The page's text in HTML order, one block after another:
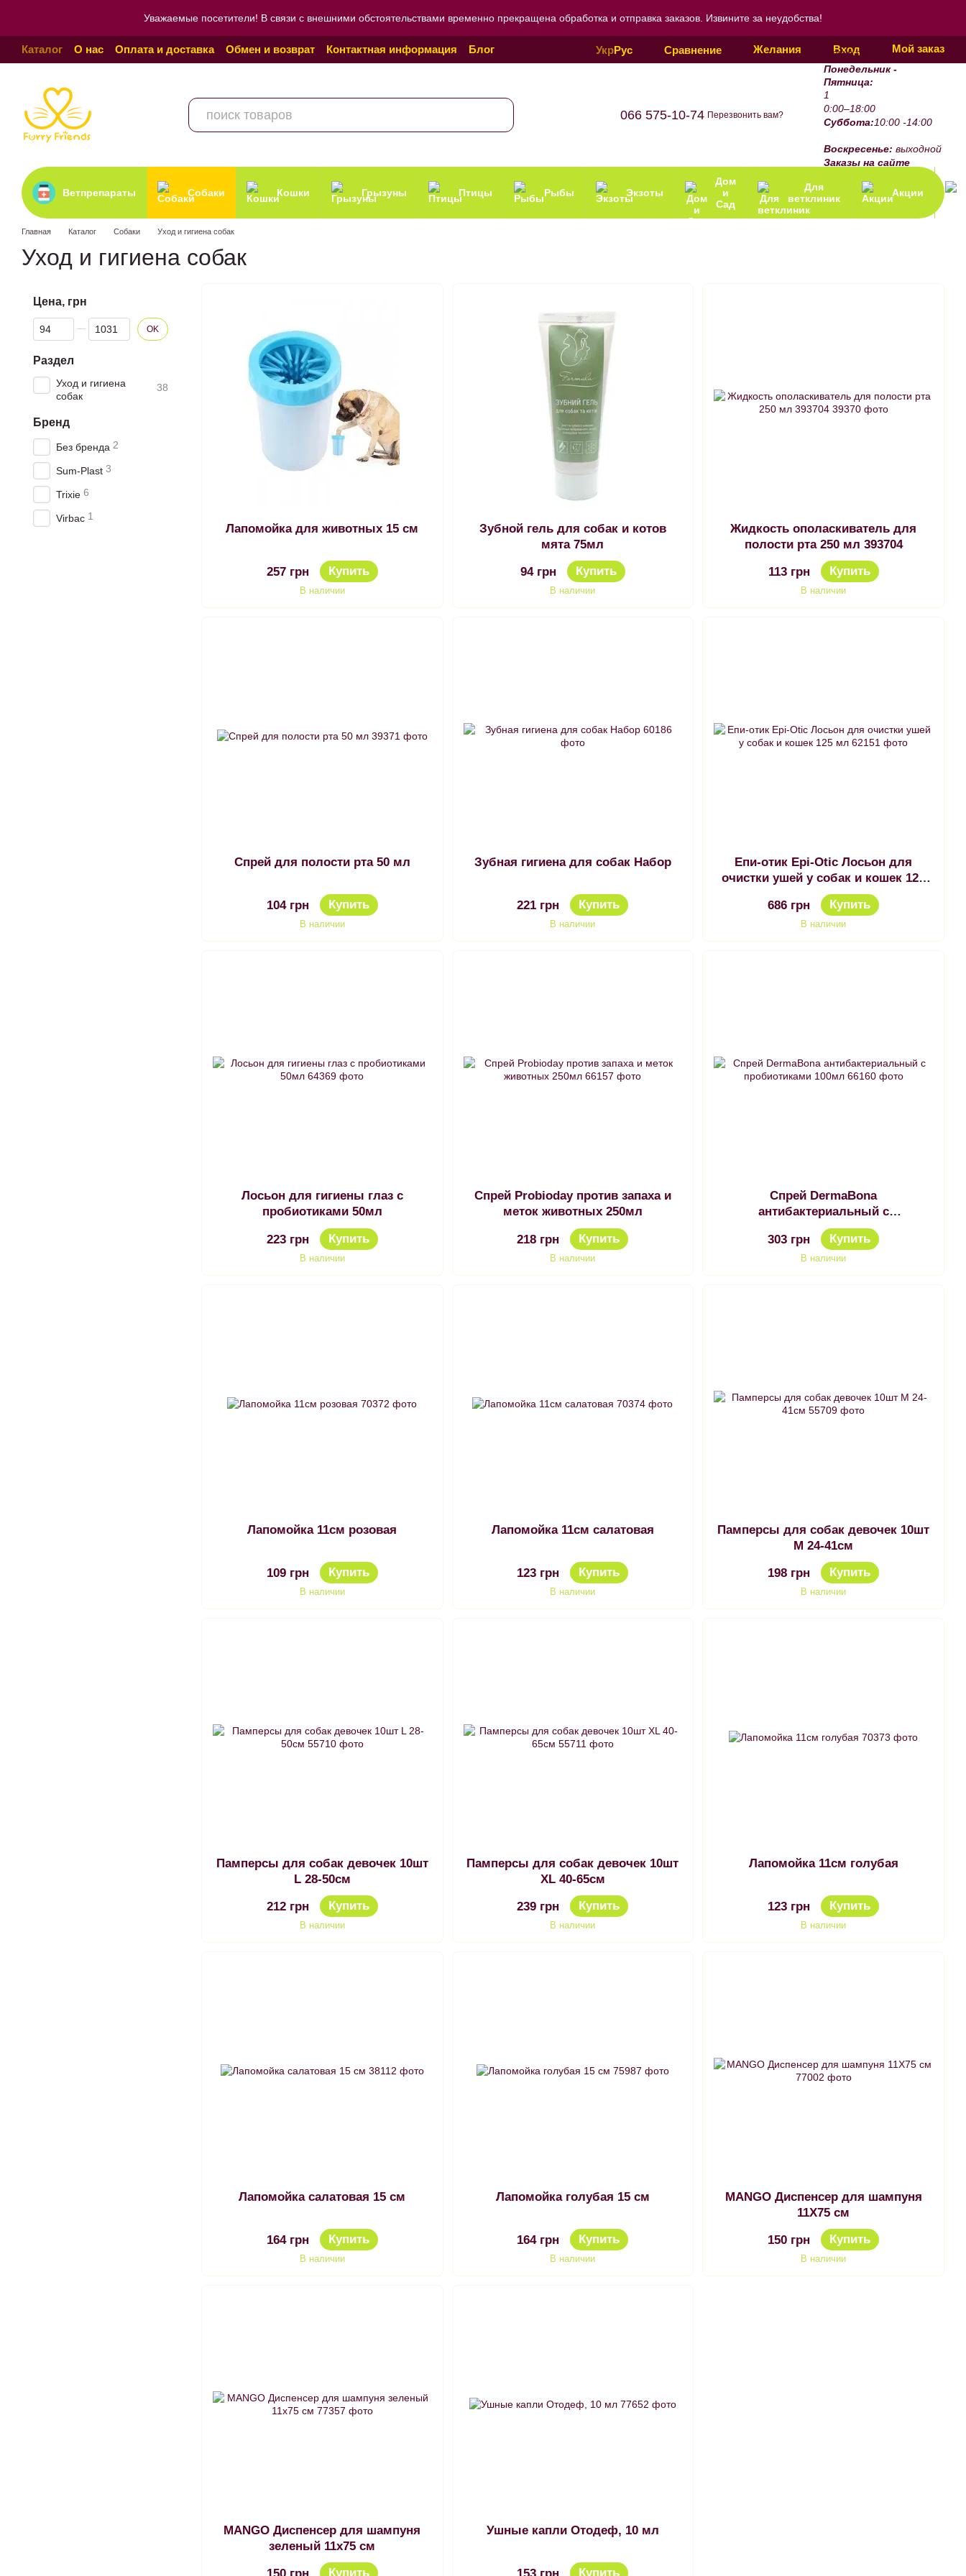
Уважаемые посетители! В связи с внешними обстоятельствами временно прекращена обработка и отправка заказов. Извините за неудобства!
Каталог О нас Оплата и доставка Обмен и возврат Контактная информация
Блог
Пользовательское соглашение
Отзывы о магазине Политика конфиденциальности
УкрРус Сравнение Желания Вход Мой заказ
066 575-10-74 Перезвонить вам?
График работы:
Понедельник -
Пятница:
1
0:00–18:00
Суббота:10:00 -14:00
Воскресенье: выходной
Заказы на сайте
Ветпрепараты
Собаки Кошки Грызуны Птицы Рыбы Экзоты
Дом
и
Сад
Для
ветклиник
Акции
Главная Каталог Собаки Уход и гигиена собак
Уход и гигиена собак
Лапомойка для животных 15 см
257 грн Купить
В наличии
Зубной гель для собак и котов
мята 75мл
94 грн Купить
В наличии
Жидкость ополаскиватель для
полости рта 250 мл 393704
113 грн Купить
В наличии
Спрей для полости рта 50 мл
104 грн Купить
В наличии
Зубная гигиена для собак Набор
221 грн Купить
В наличии
Епи-отик Epi-Otic Лосьон для
очистки ушей у собак и кошек 125
мл
686 грн
Купить
В наличии
Лосьон для гигиены глаз с
пробиотиками 50мл
223 грн Купить
В наличии
Спрей Probioday против запаха и
меток животных 250мл
218 грн Купить
В наличии
Спрей DermaBona
антибактериальный с
пробиотиками 100мл
303 грн
Купить
В наличии
Лапомойка 11см розовая
109 грн Купить
В наличии
Лапомойка 11см салатовая
123 грн Купить
В наличии
Памперсы для собак девочек 10шт
M 24-41см
198 грн Купить
В наличии
Памперсы для собак девочек 10шт
L 28-50см
212 грн Купить
В наличии
Памперсы для собак девочек 10шт
XL 40-65см
239 грн Купить
В наличии
Лапомойка 11см голубая
123 грн Купить
В наличии
Лапомойка салатовая 15 см
164 грн Купить
В наличии
Лапомойка голубая 15 см
164 грн Купить
В наличии
MANGO Диспенсер для шампуня
11Х75 см
150 грн Купить
В наличии
MANGO Диспенсер для шампуня
зеленый 11х75 см
Купить
Ушные капли Отодеф, 10 мл
Купить
Цена, грн
От Цена, грн
До Цена, грн
OK
Раздел
Уход и гигиена
собак
38
Бренд
Без бренда 2
Sum-Plast 3
Trixie 6
Virbac 1